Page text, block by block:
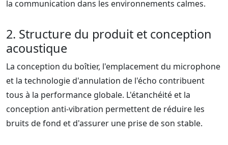
la communication dans les environnements calmes.
2. Structure du produit et conception
acoustique
La conception du boîtier, l'emplacement du microphone
et la technologie d'annulation de l'écho contribuent
tous à la performance globale. L'étanchéité et la
conception anti-vibration permettent de réduire les
bruits de fond et d'assurer une prise de son stable.